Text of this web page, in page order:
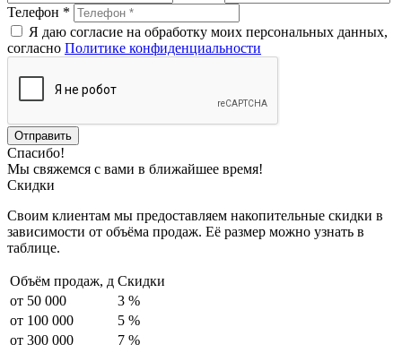
Телефон *
Я даю согласие на обработку моих персональных данных,
согласно Политике конфиденциальности
Спасибо!
Мы свяжемся с вами в ближайшее время!
Скидки
Своим клиентам мы предоставляем накопительные скидки в
зависимости от объёма продаж. Её размер можно узнать в
таблице.
Объём продаж, д Скидки
от 50 000
3 %
от 100 000
5 %
от 300 000
7 %